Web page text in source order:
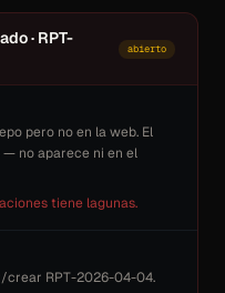
· RPT-
abierto
pero no en la web. El
no aparece ni en el
tiene lagunas.
crear RPT-2026-04-04.